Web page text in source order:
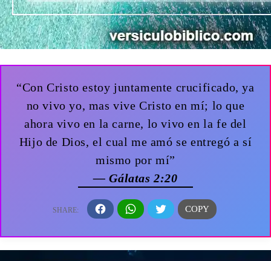
“Con Cristo estoy juntamente crucificado, ya
no vivo yo, mas vive Cristo en mí; lo que
ahora vivo en la carne, lo vivo en la fe del
Hijo de Dios, el cual me amó se entregó a sí
mismo por mí”
— Gálatas 2:20